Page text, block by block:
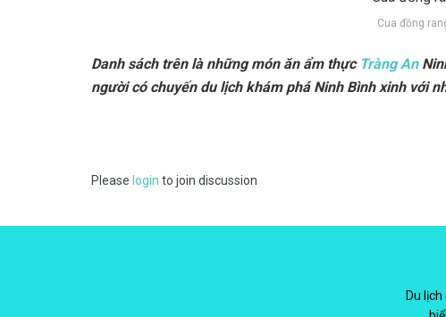
Cua đồng
Danh sách trên là những món ăn ẩm thực Tràng An
người có chuyến du lịch khám phá Ninh Bình xinh với
Please login to join discussion
Du